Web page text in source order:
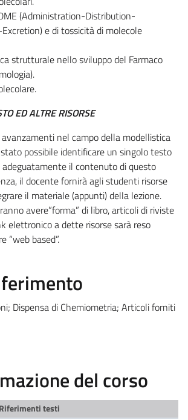
(Administration-Distribution-
e di tossicità di molecole
strutturale nello sviluppo del Farmaco
ED ALTRE RISORSE
avanzamenti nel campo della modellistica
possibile identificare un singolo testo
adeguatamente il contenuto di questo
il docente fornirà agli studenti risorse
il materiale (appunti) della lezione.
avere”forma” di libro, articoli di riviste
elettronico a dette risorse sarà reso
“web based”.
Dispensa di Chemiometria; Articoli forniti
del corso
Riferimenti testi